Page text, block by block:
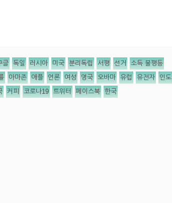
글 독일 러시아 미국 분리독립 서평 선거 소득 불평등
아마존 애플 언론 여성 영국 오바마 유럽 유전자 인도
커피 코로나19 트위터 페이스북 한국